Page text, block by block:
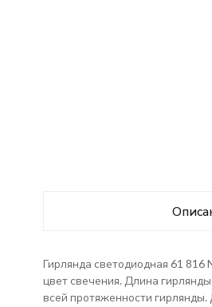
Гирлянда светодиодная 61
цвет свечения. Длина
всей протяженности